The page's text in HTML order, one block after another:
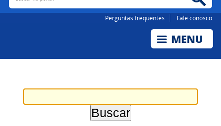
Perguntas frequentes Fale conosco